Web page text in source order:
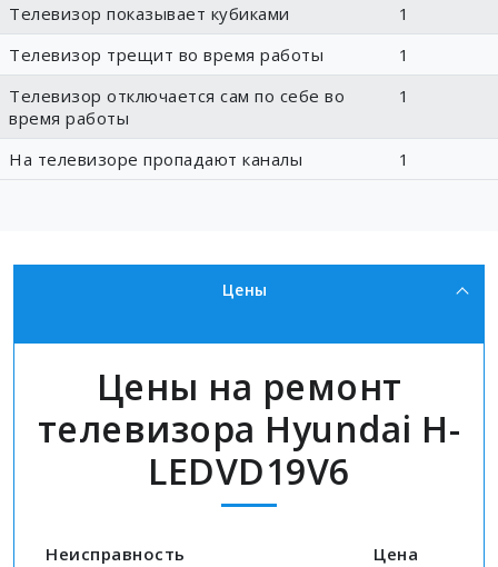
Телевизор показывает кубиками
1
Телевизор трещит во время работы
1
Телевизор отключается сам по себе во
время работы
1
На телевизоре пропадают каналы 1
Цены
Цены на ремонт
телевизора Hyundai H-
LEDVD19V6
Неисправность
Цена